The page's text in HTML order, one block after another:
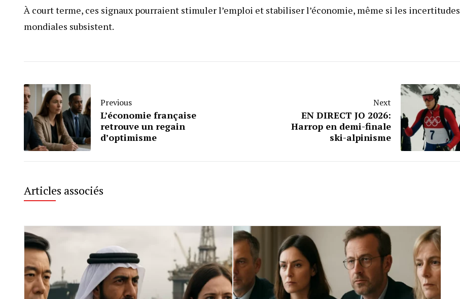
À court terme, ces signaux pourraient stimuler l’emploi et stabiliser l’économie, même si les incertitudes
mondiales subsistent.
Previous
L’économie française
retrouve un regain
d’optimisme
Next
EN DIRECT JO 2026:
Harrop en demi-finale
ski-alpinisme
Articles associés